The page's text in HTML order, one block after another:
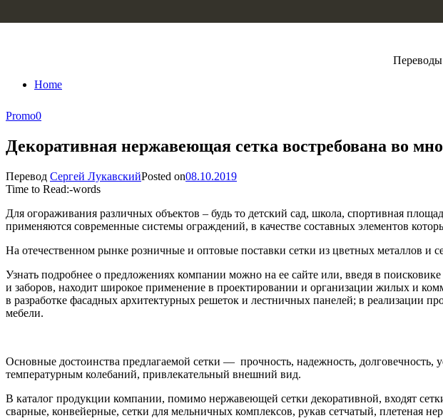
Переводы
Home
Promo0
Декоративная нержавеющая сетка востребована во
Перевод Сергей ЛукавскийPosted on08.10.2019
Time to Read:-words
Для огораживания различных объектов – будь то детский сад, школа, спортивная
применяются современные системы ограждений, в качестве составных элементов
На отечественном рынке розничные и оптовые поставки сетки из цветных
Узнать подробнее о предложениях компании можно на ее сайте или, введя в поисковике
и заборов, находит широкое применение в проектировании и организации жилых и
в разработке фасадных архитектурных решеток и лестничных панелей; в реализации
мебели.
Основные достоинства предлагаемой сетки — прочность, надежность, долговечность,
температурным колебаний, привлекательный внешний вид.
В каталог продукции компании, помимо нержавеющей сетки декоративной, входят
сварные, конвейерные, сетки для мельничных комплексов, рукав сетчатый, плетеная